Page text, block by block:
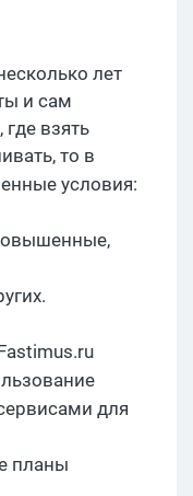
лет
и сам
взять
то в
условия:
astimus.ru
ование
для
планы